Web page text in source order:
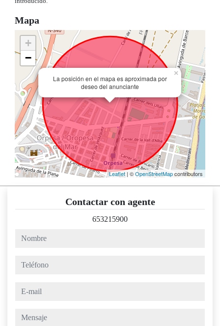
Mapa
La posición en el mapa es aproximada por
deseo del anunciante
×
+
−
Leaflet | ©OpenStreetMapcontributors
Contactar con agente
653215900
nombre
teléfono
e-mail
mensaje